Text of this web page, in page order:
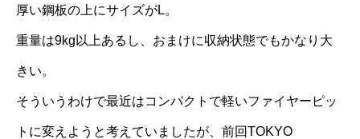
厚い鋼板の上にサイズがL。
重量は9kg以上あるし、おまけに収納状態でもかなり大
きい。
そういうわけで最近はコンパクトで軽いファイヤーピッ
トに変えようと考えていましたが、前回TOKYO